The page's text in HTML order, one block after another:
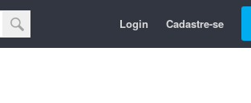
Login Cadastre-se